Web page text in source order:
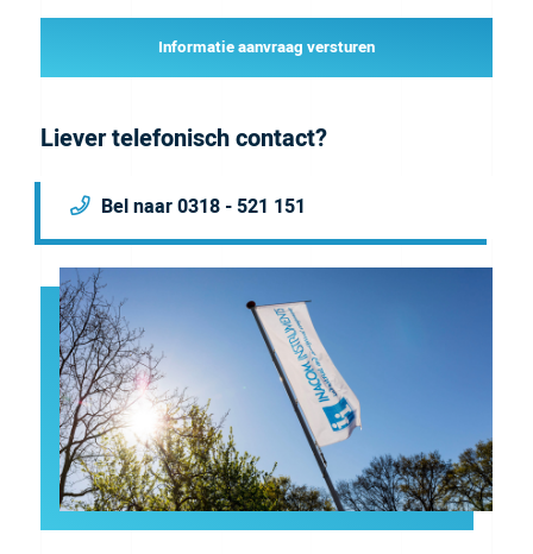
Informatie aanvraag versturen
Liever telefonisch contact?
Bel naar 0318 - 521 151